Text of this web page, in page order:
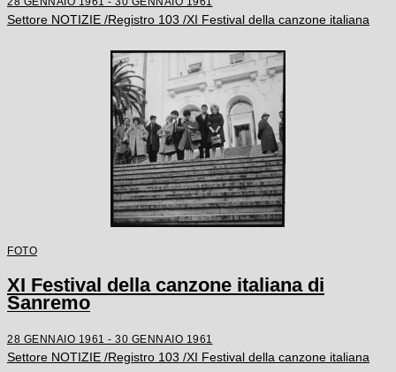
Settore NOTIZIE /Registro 103 /XI Festival della canzone italiana
FOTO
XI Festival della canzone italiana di
Sanremo
28 GENNAIO 1961 - 30 GENNAIO 1961
Settore NOTIZIE /Registro 103 /XI Festival della canzone italiana